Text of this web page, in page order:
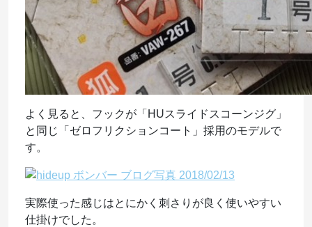
よく見ると、フックが「HUスライドスコーンジグ」
と同じ「ゼロフリクションコート」採用のモデルで
す。
実際使った感じはとにかく刺さりが良く使いやすい
仕掛けでした。